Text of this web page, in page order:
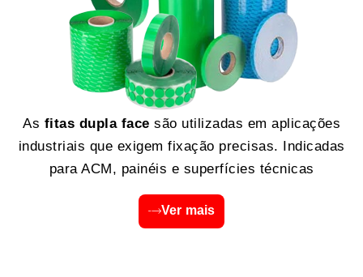
As fitas dupla face são utilizadas em aplicações
industriais que exigem fixação precisas. Indicadas
para ACM, painéis e superfícies técnicas
Ver mais